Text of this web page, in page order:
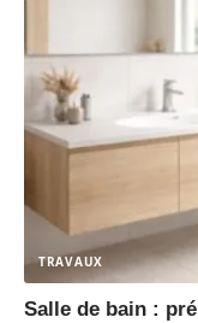
TRAVAUX
Salle de bain :